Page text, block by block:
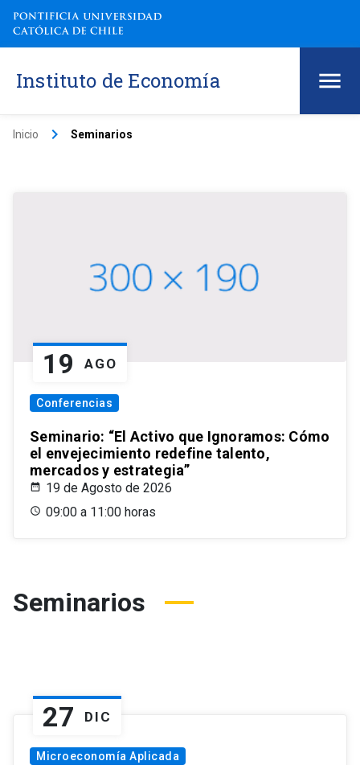
Instituto de Economía
Inicio keyboard_arrow_right Seminarios
19 AGO
Conferencias
Seminario: “El Activo que Ignoramos: Cómo
el envejecimiento redefine talento,
mercados y estrategia”
19 de Agosto de 2026
09:00 a 11:00 horas
Seminarios
27 DIC
Microeconomía Aplicada